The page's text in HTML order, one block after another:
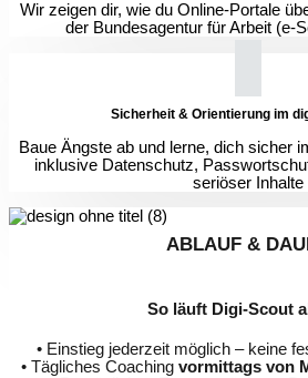
Wir zeigen dir, wie du Online-Portale
der Bundesagentur für Arbeit (e-
Sicherheit & Orientierung im
Baue Ängste ab und lerne, dich sicher
inklusive Datenschutz,
seriöser Inhalte
ABLAUF &
So läuft Digi-Scout
• Einstieg jederzeit möglich – keine
• Tägliches Coaching vormittags von